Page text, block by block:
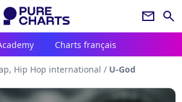
newsletter search
Charts français
Hip Hop international / U-God